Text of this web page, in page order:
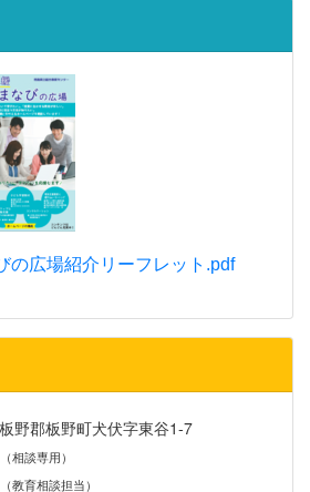
の広場紹介リーフレット.pdf
野郡板野町犬伏字東谷1-7
（相談専用）
（教育相談担当）